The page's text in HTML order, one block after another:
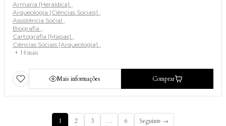
Armaria [Heráldica]
Arqueologia [Ciências Sociais]
Assistência Social
Biografia
Cartografia [Mapas]
Ciências Sociais [Arqueologia]
+ 14 mais
Mais informações Comprar
1 2 3 … 6 Seguinte →